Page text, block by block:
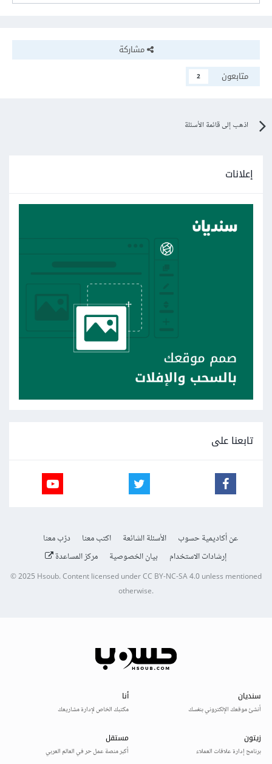
مشاركة
متابعون
2
اذهب إلى قائمة الأسئلة
إعلانات
تابعنا على
عن أكاديمية حسوب الأسئلة الشائعة اكتب معنا
درّب معنا
إرشادات الاستخدام
بيان الخصوصية مركز المساعدة
© 2025Hsoub.Content licensed underCC BY-NC-SA 4.0unless mentioned
otherwise.